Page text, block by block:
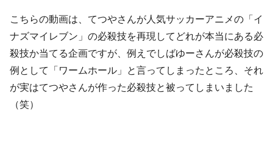
こちらの動画は、てつやさんが人気サッカーアニメの「イ
ナズマイレブン」の必殺技を再現してどれが本当にある必
殺技か当てる企画ですが、例えでしばゆーさんが必殺技の
例として「ワームホール」と言ってしまったところ、それ
が実はてつやさんが作った必殺技と被ってしまいました
（笑）